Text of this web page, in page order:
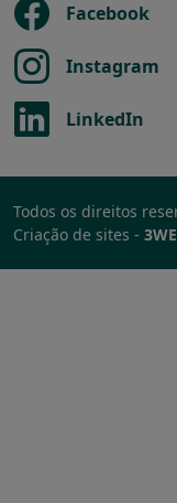
Facebook
Instagram
LinkedIn
Todos os direitos
Criação de sites -